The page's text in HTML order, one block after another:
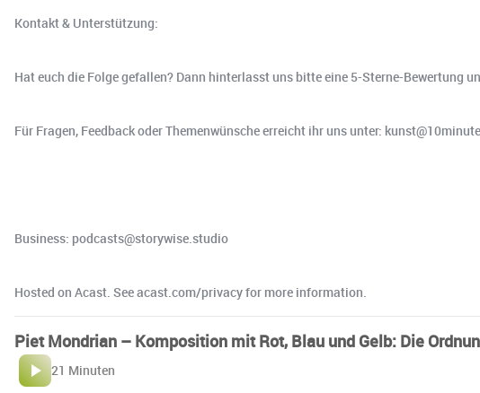
Kontakt & Unterstützung:
Hat euch die Folge gefallen? Dann hinterlasst uns bitte eine 5-Sterne-Bewertung
Für Fragen, Feedback oder Themenwünsche erreicht ihr uns unter:
Business: podcasts@storywise.studio
Hosted on Acast. See acast.com/privacy for more information.
Piet Mondrian – Komposition mit Rot, Blau und Gelb: Die
21 Minuten